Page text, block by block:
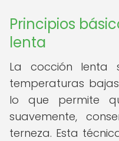
Principios
lenta
La cocción
temperaturas
lo que permite
suavemente,
terneza. Esta